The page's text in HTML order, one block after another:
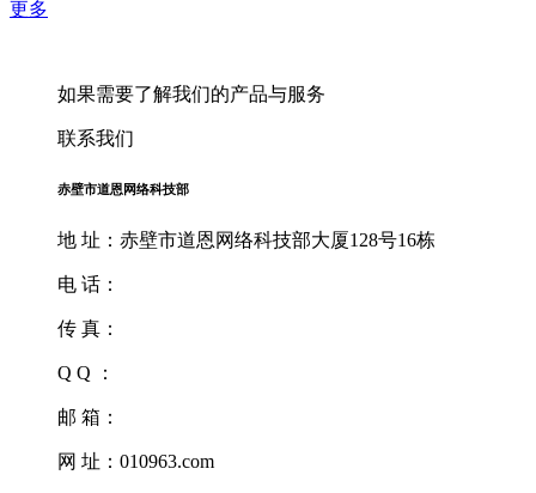
更多
如果需要了解我们的产品与服务
联系我们
赤壁市道恩网络科技部
地 址：赤壁市道恩网络科技部大厦128号16栋
电 话：
传 真：
Q Q ：
邮 箱：
网 址：010963.com